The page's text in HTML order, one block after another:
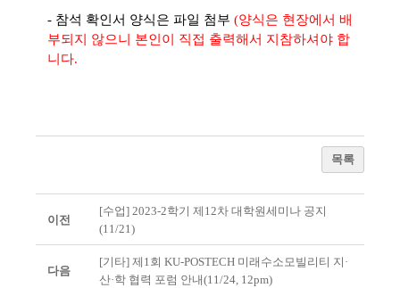
- 참석 확인서 양식은 파일 첨부 (양식은 현장에서 배
부되지 않으니 본인이 직접 출력해서 지참하셔야 합
니다.
목록
이전
[수업] 2023-2학기 제12차 대학원세미나 공지
(11/21)
다음
[기타] 제1회 KU-POSTECH 미래수소모빌리티 지·
산·학 협력 포럼 안내(11/24, 12pm)